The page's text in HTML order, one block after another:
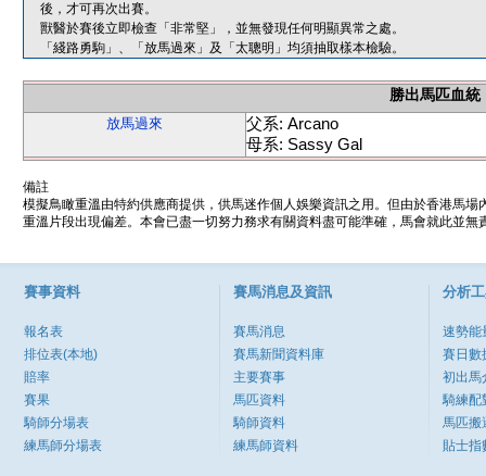
後，才可再次出賽。
獸醫於賽後立即檢查「非常堅」，並無發現任何明顯異常之處。
「綫路勇駒」、「放馬過來」及「太聰明」均須抽取樣本檢驗。
勝出馬匹血統
放馬過來
父系: Arcano
母系: Sassy Gal
備註
模擬鳥瞰重溫由特約供應商提供，供馬迷作個人娛樂資訊之用。但由於香港馬
重溫片段出現偏差。本會已盡一切努力務求有關資料盡可能準確，馬會就此並
賽事資料
報名表
排位表(本地)
賠率
賽果
騎師分場表
練馬師分場表
賽馬消息及資訊
賽馬消息
賽馬新聞資料庫
主要賽事
馬匹資料
騎師資料
練馬師資料
分析
速勢能
賽日數
初出馬
騎練配
馬匹搬
貼士指